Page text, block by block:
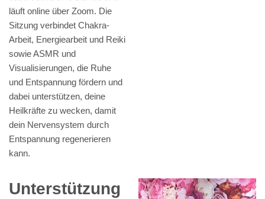
läuft online über Zoom. Die
Sitzung verbindet Chakra-
Arbeit, Energiearbeit und Reiki
sowie ASMR und
Visualisierungen, die Ruhe
und Entspannung fördern und
dabei unterstützen, deine
Heilkräfte zu wecken, damit
dein Nervensystem durch
Entspannung regenerieren
kann.
Unterstützung